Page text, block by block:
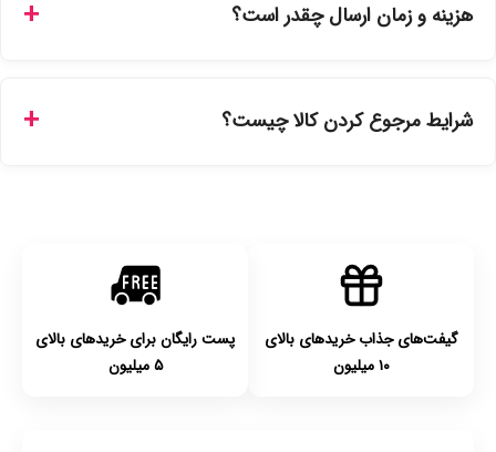
نمایندگی‌های معتبر تهیه شده و دارای بچ‌کد قابل استعلام هستند.
هزینه و زمان ارسال چقدر است؟
انتخاب کنید و برای شهرستان‌ها بین یک الی ۳ روز کاری از طریق
شرایط مرجوع کردن کالا چیست؟
گیفت‌های جذاب خریدهای بالای
۱۰ میلیون
پست رایگان برای خریدهای بالای
۵ میلیون